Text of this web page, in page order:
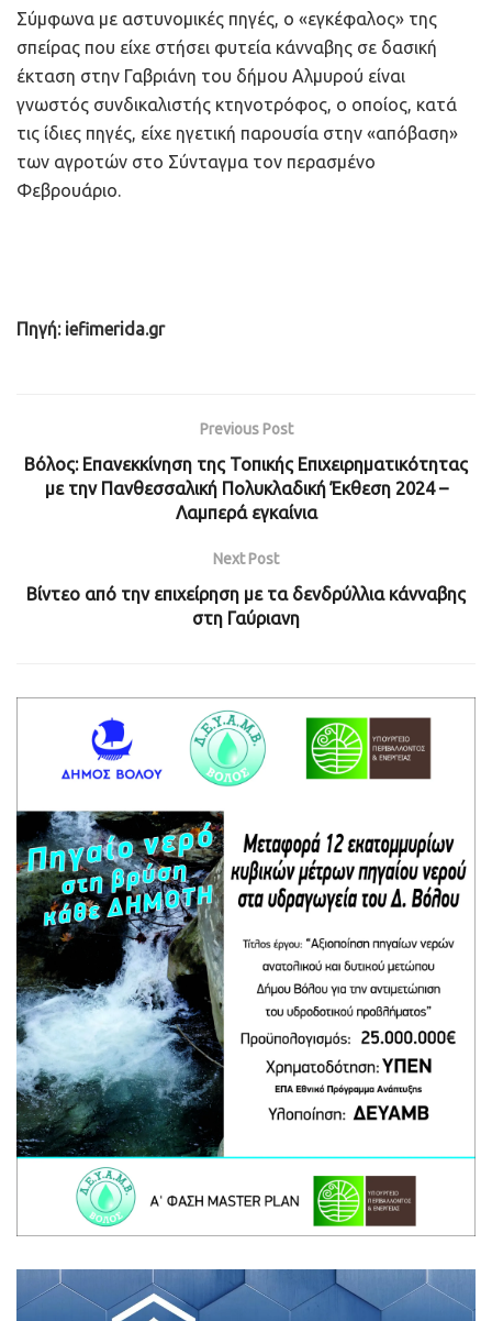
Σύμφωνα με αστυνομικές πηγές, ο «εγκέφαλος» της
σπείρας που είχε στήσει φυτεία κάνναβης σε δασική
έκταση στην Γαβριάνη του δήμου Αλμυρού είναι
γνωστός συνδικαλιστής κτηνοτρόφος, ο οποίος, κατά
τις ίδιες πηγές, είχε ηγετική παρουσία στην «απόβαση»
των αγροτών στο Σύνταγμα τον περασμένο
Φεβρουάριο.
Πηγή: iefimerida.gr
Previous Post
Βόλος: Επανεκκίνηση της Τοπικής Επιχειρηματικότητας
με την Πανθεσσαλική Πολυκλαδική Έκθεση 2024 –
Λαμπερά εγκαίνια
Next Post
Βίντεο από την επιχείρηση με τα δενδρύλλια κάνναβης
στη Γαύριανη